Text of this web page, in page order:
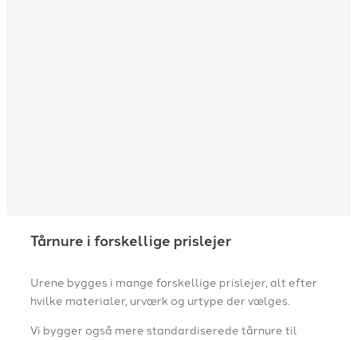
Tårnure i forskellige prislejer
Urene bygges i mange forskellige prislejer, alt efter
hvilke materialer, urværk og urtype der vælges.
Vi bygger også mere standardiserede tårnure til